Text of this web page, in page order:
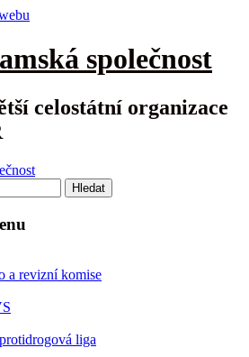
společnost
celostátní organizace
a revizní komise
liga